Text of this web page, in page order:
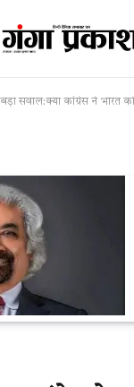
बड़ा सवाल:क्या कांग्रेस ने भारत